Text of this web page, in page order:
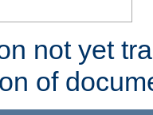
not yet
of